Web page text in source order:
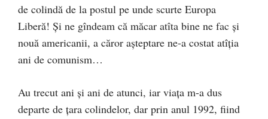
de colindă de la postul pe unde scurte Europa
Liberă! Şi ne gîndeam că măcar atîta bine ne fac şi
nouă americanii, a căror aşteptare ne-a costat atîţia
ani de comunism…
Au trecut ani şi ani de atunci, iar viaţa m-a dus
departe de ţara colindelor, dar prin anul 1992, fiind